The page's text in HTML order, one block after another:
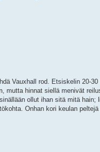
Vauxhall rod. Etsiskelin 20-
mutta hinnat siellä menivät
ollut ihan sitä mitä
Onhan kori keulan